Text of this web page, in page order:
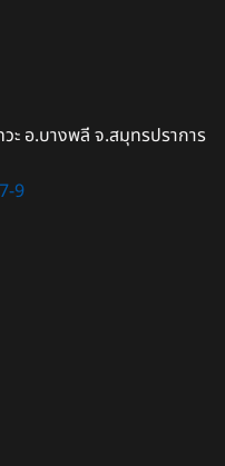
ะ อ.บางพลี จ.สมุทรปราการ
9